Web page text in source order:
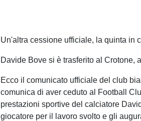
Un'altra cessione ufficiale, la quinta in
Davide Bove si è trasferito al Crotone,
Ecco il comunicato ufficiale del club
comunica di aver ceduto al Football
prestazioni sportive del calciatore
giocatore per il lavoro svolto e gli